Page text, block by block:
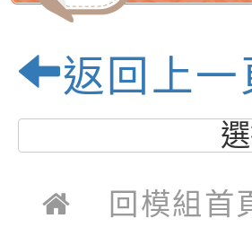
園市
優質
返回上一
回模組首